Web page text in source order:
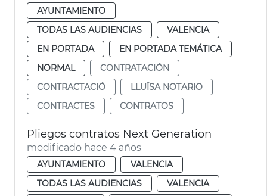
AYUNTAMIENTO
TODAS LAS AUDIENCIAS
VALENCIA
EN PORTADA
EN PORTADA TEMÁTICA
NORMAL
CONTRATACIÓN
CONTRACTACIÓ
LLUÏSA NOTARIO
CONTRACTES
CONTRATOS
Pliegos contratos Next Generation
modificado hace 4 años
AYUNTAMIENTO
VALENCIA
TODAS LAS AUDIENCIAS
VALENCIA